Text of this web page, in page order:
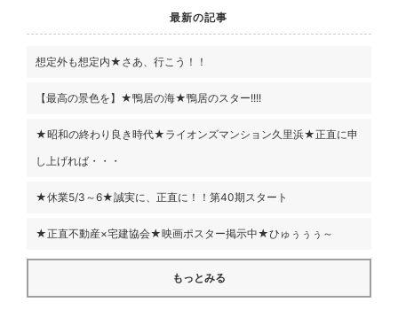
最新の記事
想定外も想定内★さあ、行こう！！
【最高の景色を】★鴨居の海★鴨居のスター!!!!
★昭和の終わり良き時代★ライオンズマンション久里浜★正直に申
し上げれば・・・
★休業5/3～6★誠実に、正直に！！第40期スタート
★正直不動産×宅建協会★映画ポスター掲示中★ひゅぅぅぅ～
もっとみる